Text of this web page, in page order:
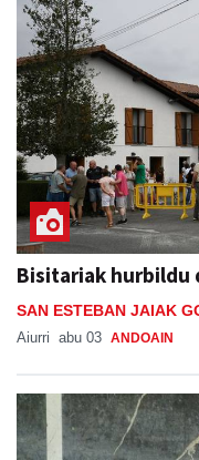
Bisitariak hurbildu
SAN ESTEBAN JAIAK
Aiurri abu 03 ANDOAIN